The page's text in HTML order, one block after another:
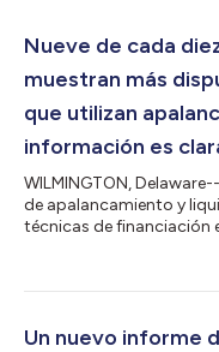
Nueve de cada
muestran más
que utilizan
información es
WILMINGTON,
de apalancamiento y
técnicas de financiación
administración
muestran cada vez más
Un nuevo informe